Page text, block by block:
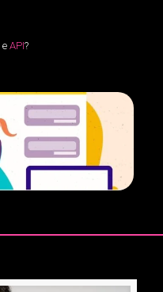
e API?